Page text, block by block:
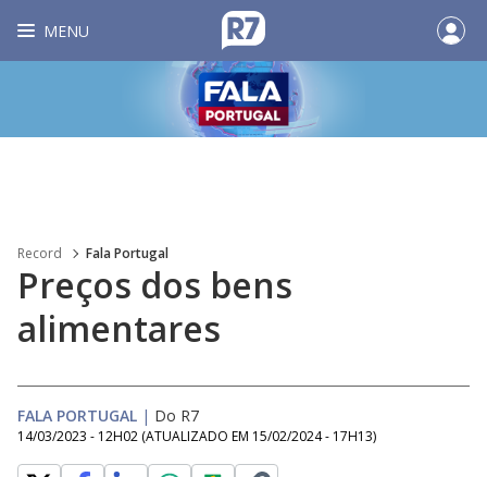
MENU
Record Fala Portugal
Preços dos bens
alimentares
FALA PORTUGAL | Do R7
14/03/2023 - 12H02 (ATUALIZADO EM 15/02/2024 - 17H13)